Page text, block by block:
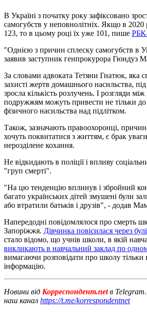
В Україні з початку року зафіксовано
самогубств у неповнолітніх. Якщо в 2020
123, то в цьому році їх уже 101, пише
"Однією з причин сплеску самогубств в
заявив заступник генпрокурора Гюндуз
За словами адвоката Тетяни Гнатюк, яка
захисті жертв домашнього насильства, під
зросла кількість розлучень. І розгляди
подружжям можуть привести не тільки до
фізичного насильства над підлітком.
Також, зазначають правоохоронці,
хочуть поквитатися з життям, є брак
нерозділене кохання.
Не відкидають в поліції і впливу
"груп смерті".
"На цю тенденцію вплинув і збройний
багато українських дітей змушені були
або втратили батьків і друзів", - додав
Напередодні повідомлялося про смерть
Запоріжжя. Дівчинка повісилася через
стало відомо, що учнів школи, в якій
викликають в навчальний заклад по
вимагаючи розповідати про школу тільки
інформацію.
Новини від Корреспондент.netв
наш канал https://t.me/korrespondentnet